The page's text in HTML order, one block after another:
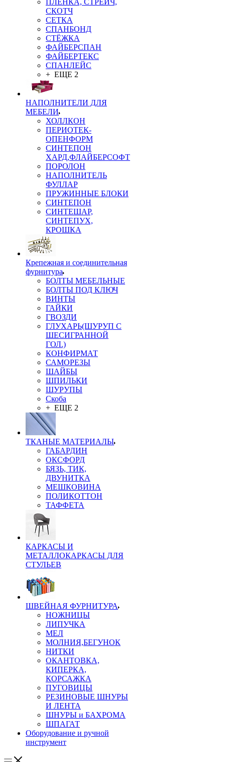
ПЛЁНКА, СТРЕЙЧ,
СКОТЧ
СЕТКА
СПАНБОНД
СТЁЖКА
ФАЙБЕРСПАН
ФАЙБЕРТЕКС
СПАНЛЕЙС
+ ЕЩЕ 2
НАПОЛНИТЕЛИ ДЛЯ
МЕБЕЛИ
ХОЛЛКОН
ПЕРИОТЕК-
ОПЕНФОРМ
СИНТЕПОН
ХАРД,ФЛАЙБЕРСОФТ
ПОРОЛОН
НАПОЛНИТЕЛЬ
ФУЛЛАР
ПРУЖИННЫЕ БЛОКИ
СИНТЕПОН
СИНТЕШАР,
СИНТЕПУХ,
КРОШКА
Крепежная и соединительная
фурнитура
БОЛТЫ МЕБЕЛЬНЫЕ
БОЛТЫ ПОД КЛЮЧ
ВИНТЫ
ГАЙКИ
ГВОЗДИ
ГЛУХАРЬ(ШУРУП С
ШЕСИГРАННОЙ
ГОЛ.)
КОНФИРМАТ
САМОРЕЗЫ
ШАЙБЫ
ШПИЛЬКИ
ШУРУПЫ
Скоба
+ ЕЩЕ 2
ТКАНЫЕ МАТЕРИАЛЫ
ГАБАРДИН
ОКСФОРД
БЯЗЬ, ТИК,
ДВУНИТКА
МЕШКОВИНА
ПОЛИКОТТОН
ТАФФЕТА
КАРКАСЫ И
МЕТАЛЛОКАРКАСЫ ДЛЯ
СТУЛЬЕВ
ШВЕЙНАЯ ФУРНИТУРА
НОЖНИЦЫ
ЛИПУЧКА
МЕЛ
МОЛНИЯ,БЕГУНОК
НИТКИ
ОКАНТОВКА,
КИПЕРКА,
КОРСАЖКА
ПУГОВИЦЫ
РЕЗИНОВЫЕ ШНУРЫ
И ЛЕНТА
ШНУРЫ и БАХРОМА
ШПАГАТ
Оборудование и ручной
инструмент